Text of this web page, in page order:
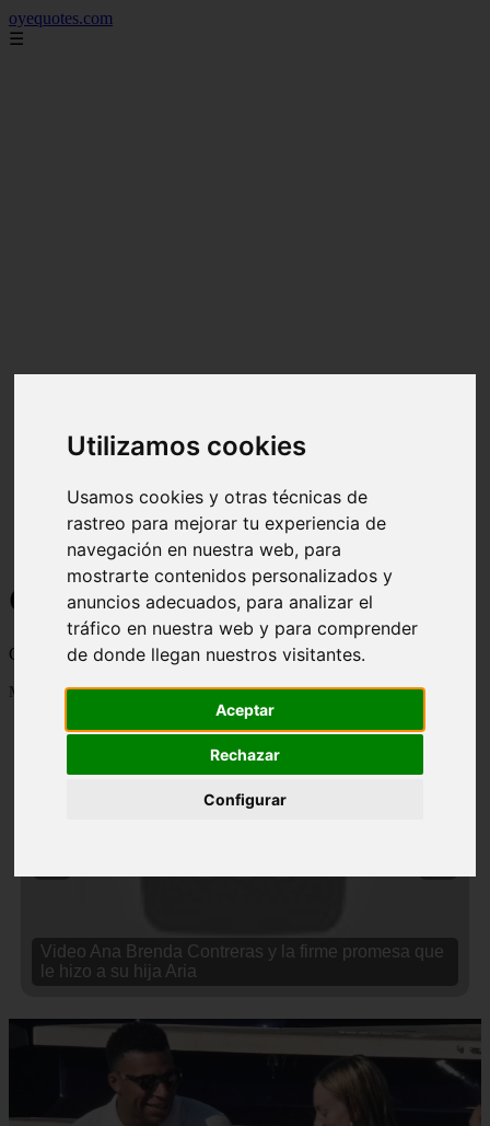
Utilizamos cookies
Usamos cookies y otras técnicas de
rastreo para mejorar tu experiencia de
navegación en nuestra web, para
mostrarte contenidos personalizados y
anuncios adecuados, para analizar el
tráfico en nuestra web y para comprender
de donde llegan nuestros visitantes.
Aceptar
Rechazar
Configurar
oyequotes.com
☰
Curiosidades y Sabias que
Cosas curiosas, curiosidades, noticias impactantes y mucho mas
Mostrando 1 - 24 de 2833 artículos
Video Ana Brenda Contreras y la firme promesa que
le hizo a su hija Aria